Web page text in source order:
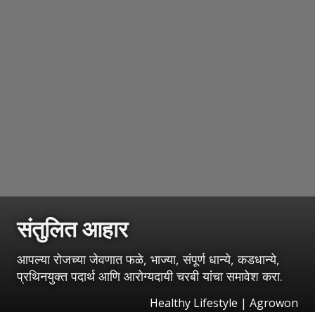
संतुलित आहार
आपल्या रोजच्या जेवणात फळे, भाज्या, संपूर्ण धान्ये, कडधान्ये,
प्रथिनयुक्त पदार्थ आणि आरोग्यदायी चरबी यांचा समावेश करा.
Healthy Lifestyle | Agrowon